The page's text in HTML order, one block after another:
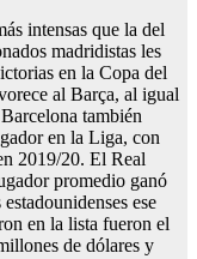
intensas que la del
madridistas les
en la Copa del
al Barça, al igual
también
en la Liga, con
2019/20. El Real
promedio ganó
ese
en la lista fueron el
de dólares y